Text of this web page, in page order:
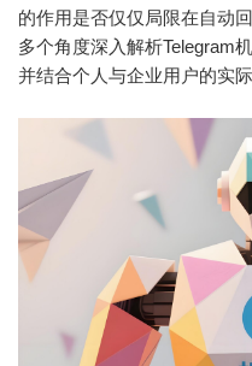
的作用是否仅仅局限在自动
多个角度深入解析Telegram
并结合个人与企业用户的实